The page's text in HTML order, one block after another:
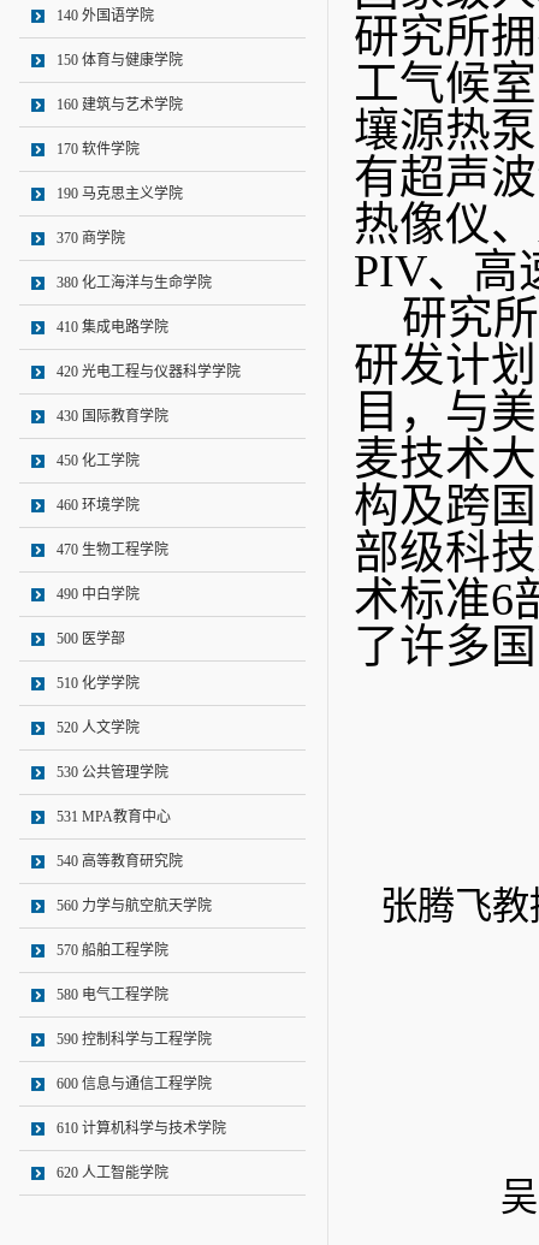
140 外国语学院
150 体育与健康学院
160 建筑与艺术学院
170 软件学院
190 马克思主义学院
370 商学院
380 化工海洋与生命学院
410 集成电路学院
420 光电工程与仪器科学学院
430 国际教育学院
450 化工学院
460 环境学院
470 生物工程学院
490 中白学院
500 医学部
510 化学学院
520 人文学院
530 公共管理学院
531 MPA教育中心
540 高等教育研究院
560 力学与航空航天学院
570 船舶工程学院
580 电气工程学院
590 控制科学与工程学院
600 信息与通信工程学院
610 计算机科学与技术学院
620 人工智能学院
研究所
工气候
壤源热
有超声
热像仪
PIV、高
研究
研发计
目，与
麦技术
构及跨
部级科
术标准6
了许多
张腾飞
吴小